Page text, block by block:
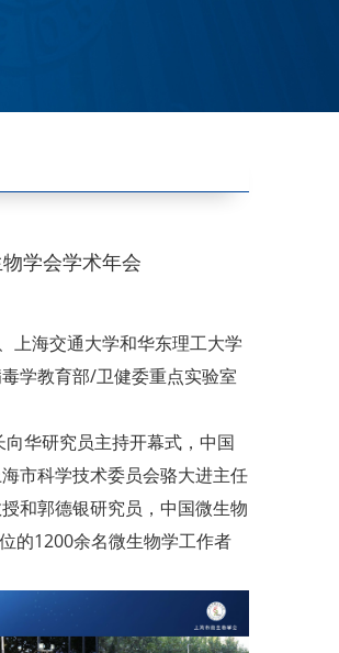
学会学术年会
上海交通大学和华东理工大学
学教育部/卫健委重点实验室
华研究员主持开幕式，中国
市科学技术委员会骆大进主任
和郭德银研究员，中国微生物
的1200余名微生物学工作者